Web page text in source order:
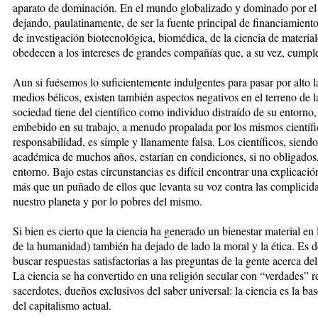
aparato de dominación. En el mundo globalizado y dominado por
dejando, paulatinamente, de ser la fuente principal de
de investigación biotecnológica, biomédica, de la ciencia de
obedecen a los intereses de grandes compañías que, a su vez,
Aun si fuésemos lo suficientemente indulgentes para pasar por alto
medios bélicos, existen también aspectos negativos en el terreno
sociedad tiene del científico como individuo distraído de su
embebido en su trabajo, a menudo propalada por los mismos
responsabilidad, es simple y llanamente falsa. Los científicos,
académica de muchos años, estarían en condiciones, si no
entorno. Bajo estas circunstancias es difícil encontrar una
más que un puñado de ellos que levanta su voz contra las
nuestro planeta y por lo pobres del mismo.
Si bien es cierto que la ciencia ha generado un bienestar material
de la humanidad) también ha dejado de lado la moral y la ética. Es
buscar respuestas satisfactorias a las preguntas de la gente acerca
La ciencia se ha convertido en una religión secular con “verdades”
sacerdotes, dueños exclusivos del saber universal: la ciencia es la
del capitalismo actual.